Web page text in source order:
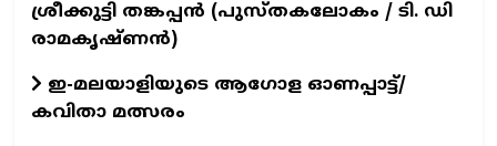
ശ്രീക്കുട്ടി തങ്കപ്പന്‍ (പുസ്തകലോകം / ടി. ഡി
രാമകൃഷ്ണന്‍)
ഇ-മലയാളിയുടെ ആഗോള ഓണപ്പാട്ട്/
കവിതാ മത്സരം